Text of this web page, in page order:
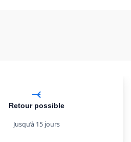
Retour possible
Jusqu’à 15 jours